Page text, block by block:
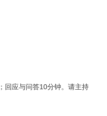
回应与问答10分钟。请主持